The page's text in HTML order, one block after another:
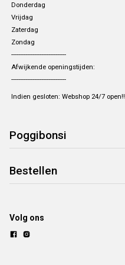
Donderdag
Vrijdag
Zaterdag
Zondag
-------------------------------
Afwijkende openingstijden:
-------------------------------
Indien gesloten: Webshop 24/7 open!!
Poggibonsi
Bestellen
Volg ons